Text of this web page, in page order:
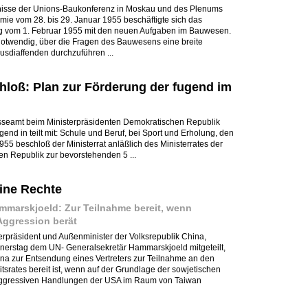
der Unions-Baukonferenz in Moskau und des Plenums
vom 28. bis 29. Januar 1955 beschäftigte sich das
vom 1. Februar 1955 mit den neuen Aufgaben im Bauwesen.
über die Fragen des Bauwesens eine breite
durchzuführen ...
Plan zur Förderung der fugend im
beim Ministerpräsidenten Demokratischen Republik
in teilt mit: Schule und Beruf, bei Sport und Erholung, den
beschloß der Ministerrat anläßlich des Ministerrates der
Republik zur bevorstehenden 5 ...
Rechte
Zur Teilnahme bereit, wenn
berät
und Außenminister der Volksrepublik China,
dem UN- Generalsekretär Hammarskjoeld mitgeteilt,
zur Entsendung eines Vertreters zur Teilnahme an den
bereit ist, wenn auf der Grundlage der sowjetischen
Handlungen der USA im Raum von Taiwan